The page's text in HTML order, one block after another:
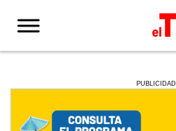
PUBLICIDAD